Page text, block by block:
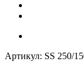
Артикул: SS 250/